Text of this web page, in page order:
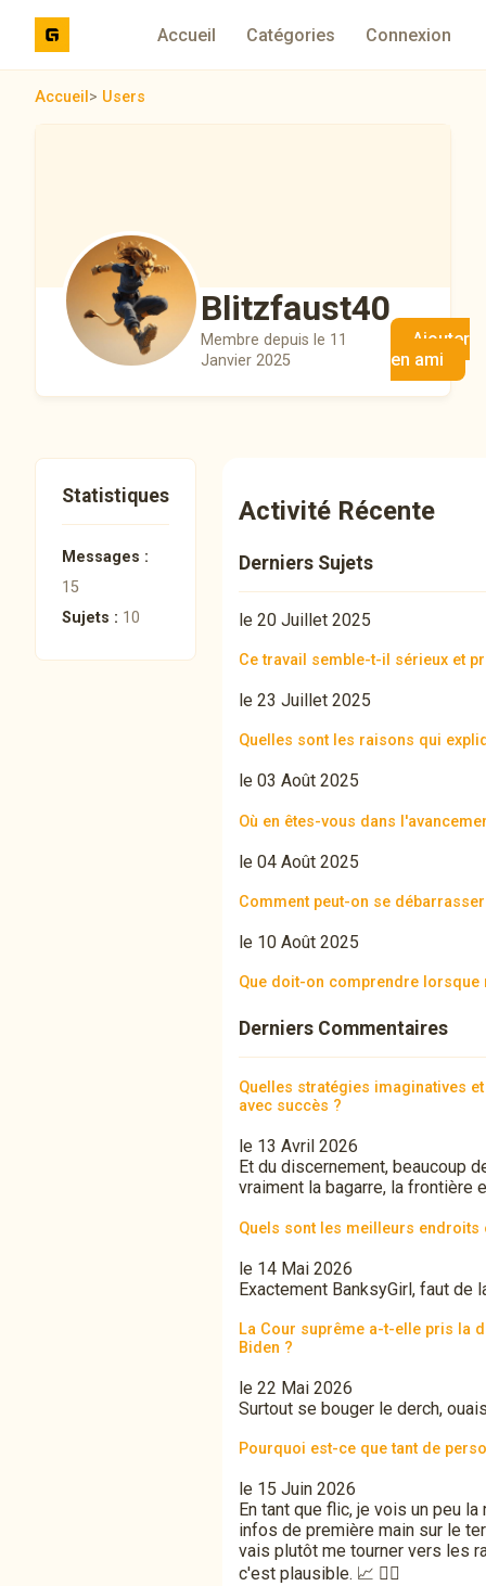
Accueil Catégories Connexion
Accueil > Users
Blitzfaust40
Membre depuis le 11
Janvier 2025
Ajouter
en ami
Statistiques
Messages :
15
Sujets : 10
Activité Récente
Derniers Sujets
le 20 Juillet 2025
Ce travail semble-t-il sérieux et
le 23 Juillet 2025
Quelles sont les raisons qui
le 03 Août 2025
Où en êtes-vous dans
le 04 Août 2025
Comment peut-on se
le 10 Août 2025
Que doit-on comprendre
Derniers Commentaires
Quelles stratégies imaginatives
avec succès ?
le 13 Avril 2026
Et du discernement, beaucoup
vraiment la bagarre, la frontière
Quels sont les meilleurs endroits
le 14 Mai 2026
Exactement BanksyGirl, faut de
La Cour suprême a-t-elle pris la
Biden ?
le 22 Mai 2026
Surtout se bouger le derch,
Pourquoi est-ce que tant de
le 15 Juin 2026
En tant que flic, je vois un peu
infos de première main sur le
vais plutôt me tourner vers les
c'est plausible. 📈 👮‍♂️